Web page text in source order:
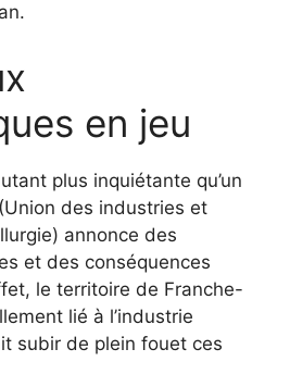
en jeu
plus inquiétante qu’un
des industries et
annonce des
et des conséquences
le territoire de Franche-
lié à l’industrie
subir de plein fouet ces